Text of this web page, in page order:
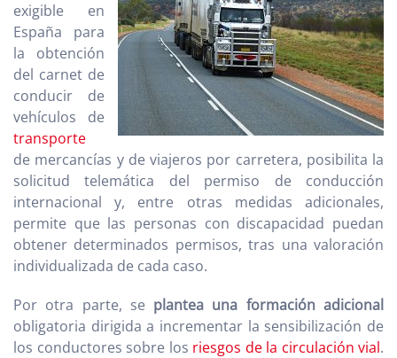
exigible en
España para
la obtención
del carnet de
conducir de
vehículos de
transporte
de mercancías y de viajeros por carretera, posibilita la
solicitud telemática del permiso de conducción
internacional y, entre otras medidas adicionales,
permite que las personas con discapacidad puedan
obtener determinados permisos, tras una valoración
individualizada de cada caso.
Por otra parte, se plantea una formación adicional
obligatoria dirigida a incrementar la sensibilización de
los conductores sobre los riesgos de la circulación vial.